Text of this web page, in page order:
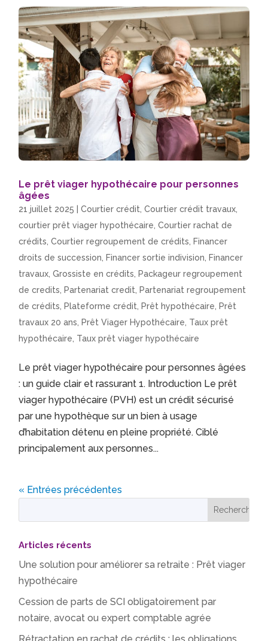
Le prêt viager hypothécaire pour personnes
âgées
21 juillet 2025 |Courtier crédit ,Courtier crédit travaux
courtier prêt viager hypothécaire ,Courtier rachat de
crédits ,Courtier regroupement de crédits
Financer
droits de succession
Financer sortie indivision
Financer
travaux ,Grossiste en crédits
Packageur regroupement
de credits
Partenariat credit
Partenariat regroupement
de crédits
Plateforme crédit Prêt hypothécaire
Prêt
travaux 20 ans
Prêt Viager Hypothécaire Taux prêt
hypothécaire Taux prêt viager hypothécaire
Le prêt viager hypothécaire pour personnes âgées
: un guide clair et rassurant 1. Introduction Le prêt
viager hypothécaire (PVH) est un crédit sécurisé
par une hypothèque sur un bien à usage
d’habitation détenu en pleine propriété. Ciblé
principalement aux personnes...
« Entrées précédentes
Articles récents
Une solution pour améliorer sa retraite : Prêt viager
hypothécaire
Cession de parts de SCI obligatoirement par
notaire, avocat ou expert comptable agrée